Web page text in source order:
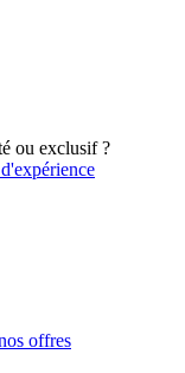
ou exclusif ?
offres